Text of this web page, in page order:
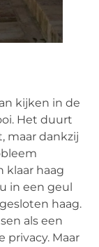
kijken in de
Het duurt
maar dankzij
klaar haag
in een geul
haag.
als een
privacy. Maar